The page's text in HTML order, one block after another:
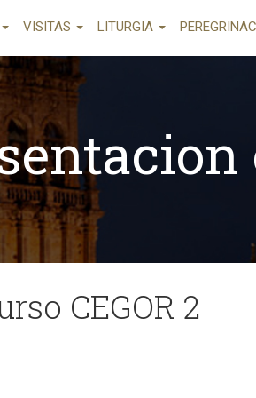
VISITAS LITURGIA
CEGOR 2